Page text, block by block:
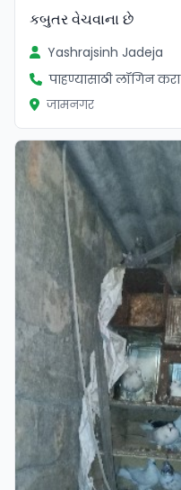
કબુતર વેચવાના છે
Yashrajsinh Jadeja
पाहण्यासाठी लॉगिन करा
जामनगर